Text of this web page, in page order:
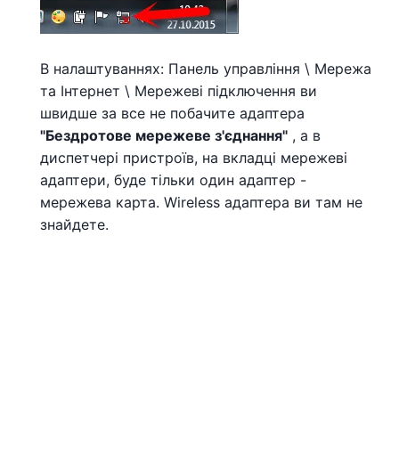
В налаштуваннях: Панель управління \ Мережа
та Інтернет \ Мережеві підключення ви
швидше за все не побачите адаптера
"Бездротове мережеве з'єднання" , а в
диспетчері пристроїв, на вкладці мережеві
адаптери, буде тільки один адаптер -
мережева карта. Wireless адаптера ви там не
знайдете.